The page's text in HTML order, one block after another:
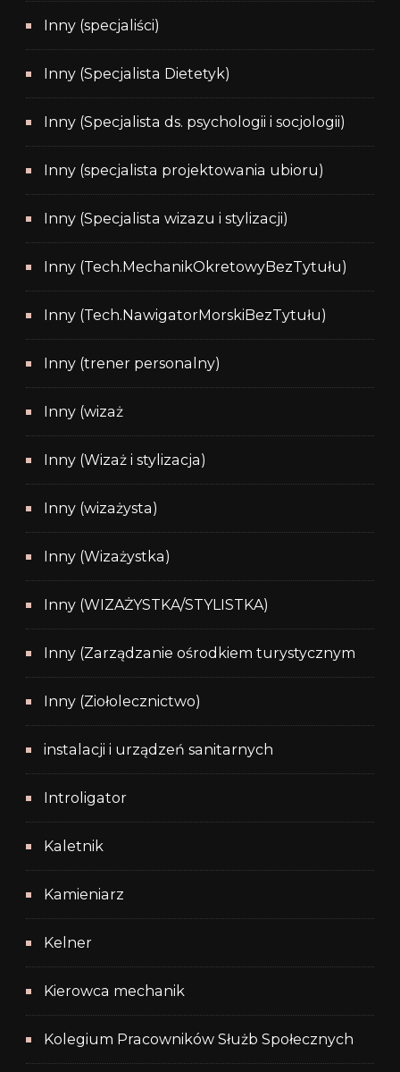
Inny (specjaliści)
Inny (Specjalista Dietetyk)
Inny (Specjalista ds. psychologii i socjologii)
Inny (specjalista projektowania ubioru)
Inny (Specjalista wizazu i stylizacji)
Inny (Tech.MechanikOkretowyBezTytułu)
Inny (Tech.NawigatorMorskiBezTytułu)
Inny (trener personalny)
Inny (wizaż
Inny (Wizaż i stylizacja)
Inny (wizażysta)
Inny (Wizażystka)
Inny (WIZAŻYSTKA/STYLISTKA)
Inny (Zarządzanie ośrodkiem turystycznym
Inny (Ziołolecznictwo)
instalacji i urządzeń sanitarnych
Introligator
Kaletnik
Kamieniarz
Kelner
Kierowca mechanik
Kolegium Pracowników Służb Społecznych